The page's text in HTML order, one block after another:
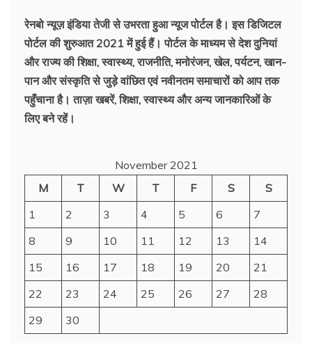
रेनबो न्यूज़ इंडिया तेजी से उभरता हुआ न्‍यूज पोर्टल है। इस डिजिटल
पोर्टल की शुरुआत 2021 में हुई हैं। पोर्टल के माध्यम से देश दुनियां
और राज्य की शिक्षा, स्वास्थ्य, राजनीति, मनोरंजन, खेल, पर्यटन, खान-
पान और संस्कृति से जुड़े वांछित एवं नवीनतम समाचारों को आप तक
पहुँचाना है। ताज़ा खबरें, शिक्षा, स्वास्थ्य और अन्य जानकारिओं के
लिए बने रहें।
November 2021
M
T W T F S
S
1
2 3 4 5 6
7
8
9 10 11 12 13
14
15
16 17 18 19 20
21
22
23 24 25 26 27
28
29
30